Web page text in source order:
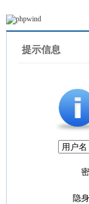
提示信息
隐